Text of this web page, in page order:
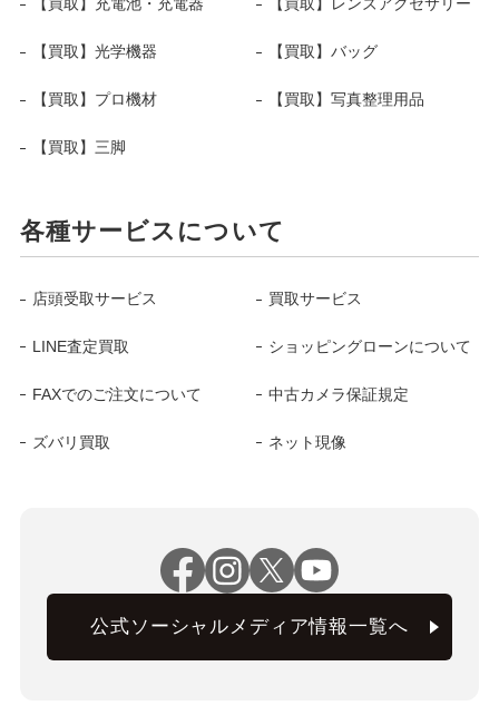
【買取】充電池・充電器 【買取】レンズアクセサリー
【買取】光学機器 【買取】バッグ
【買取】プロ機材 【買取】写真整理用品
【買取】三脚
各種サービスについて
店頭受取サービス 買取サービス
LINE査定買取 ショッピングローンについて
FAXでのご注文について 中古カメラ保証規定
ズバリ買取 ネット現像
公式ソーシャルメディア情報一覧へ